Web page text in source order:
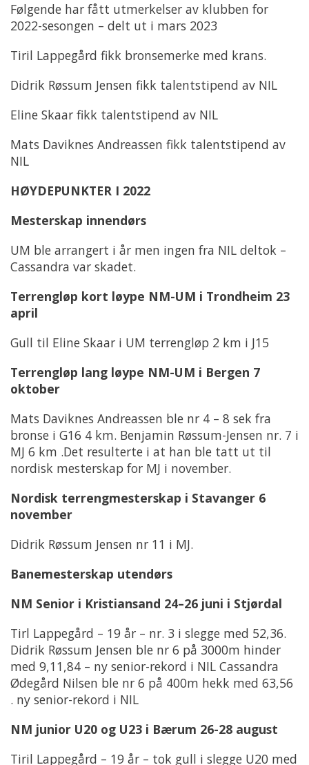
Følgende har fått utmerkelser av klubben for
2022-sesongen – delt ut i mars 2023
Tiril Lappegård fikk bronsemerke med krans.
Didrik Røssum Jensen fikk talentstipend av NIL
Eline Skaar fikk talentstipend av NIL
Mats Daviknes Andreassen fikk talentstipend av
NIL
HØYDEPUNKTER I 2022
Mesterskap innendørs
UM ble arrangert i år men ingen fra NIL deltok –
Cassandra var skadet.
Terrengløp kort løype NM-UM i Trondheim 23
april
Gull til Eline Skaar i UM terrengløp 2 km i J15
Terrengløp lang løype NM-UM i Bergen 7
oktober
Mats Daviknes Andreassen ble nr 4 – 8 sek fra
bronse i G16 4 km. Benjamin Røssum-Jensen nr. 7 i
MJ 6 km .Det resulterte i at han ble tatt ut til
nordisk mesterskap for MJ i november.
Nordisk terrengmesterskap i Stavanger 6
november
Didrik Røssum Jensen nr 11 i MJ.
Banemesterskap utendørs
NM Senior i Kristiansand 24–26 juni i Stjørdal
Tirl Lappegård – 19 år – nr. 3 i slegge med 52,36.
Didrik Røssum Jensen ble nr 6 på 3000m hinder
med 9,11,84 – ny senior-rekord i NIL Cassandra
Ødegård Nilsen ble nr 6 på 400m hekk med 63,56
. ny senior-rekord i NIL
NM junior U20 og U23 i Bærum 26-28 august
Tiril Lappegård – 19 år – tok gull i slegge U20 med